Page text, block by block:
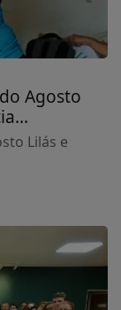
Agosto
Lilás e